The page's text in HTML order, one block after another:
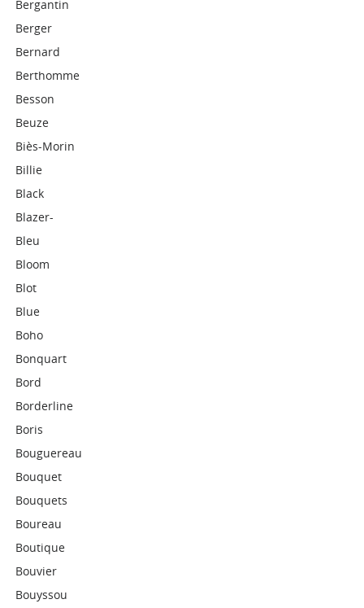
Bergantin
Berger
Bernard
Berthomme
Besson
Beuze
Biès-Morin
Billie
Black
Blazer-
Bleu
Bloom
Blot
Blue
Boho
Bonquart
Bord
Borderline
Boris
Bouguereau
Bouquet
Bouquets
Boureau
Boutique
Bouvier
Bouyssou